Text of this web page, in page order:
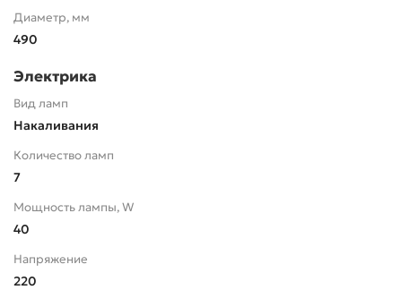
Диаметр, мм
490
Электрика
Вид ламп
Накаливания
Количество ламп
7
Мощность лампы, W
40
Напряжение
220